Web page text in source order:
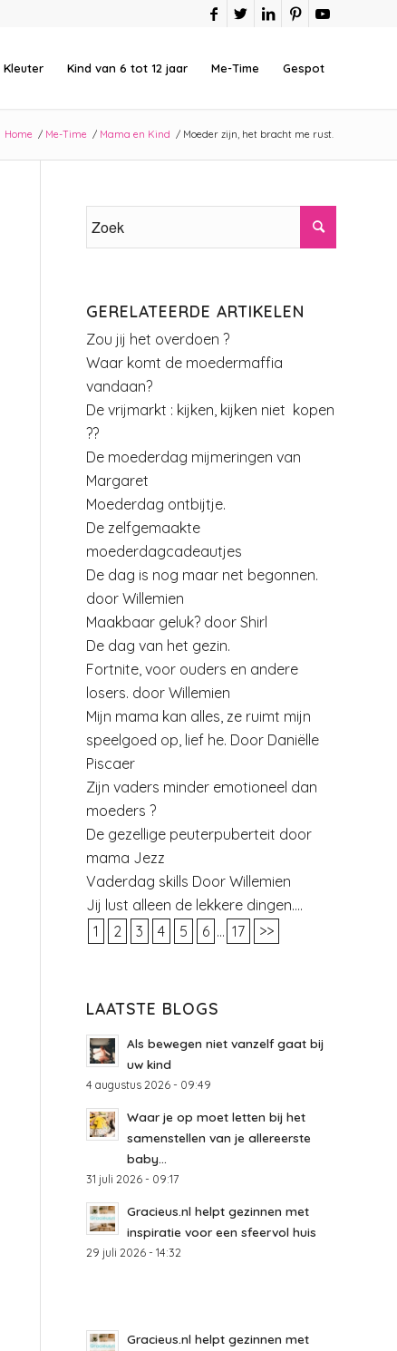
Kleuter Kind van 6 tot 12 jaar Me-Time Gespot
Home / Me-Time / Mama en Kind / Moeder zijn, het bracht me rust.
GERELATEERDE ARTIKELEN
Zou jij het overdoen ?
Waar komt de moedermaffia
vandaan?
De vrijmarkt : kijken, kijken niet kopen
??
De moederdag mijmeringen van
Margaret
Moederdag ontbijtje.
De zelfgemaakte
moederdagcadeautjes
De dag is nog maar net begonnen.
door Willemien
Maakbaar geluk? door Shirl
De dag van het gezin.
Fortnite, voor ouders en andere
losers. door Willemien
Mijn mama kan alles, ze ruimt mijn
speelgoed op, lief he. Door Daniëlle
Piscaer
Zijn vaders minder emotioneel dan
moeders ?
De gezellige peuterpuberteit door
mama Jezz
Vaderdag skills Door Willemien
Jij lust alleen de lekkere dingen….
1
2 3 4 5 6 ... 17 >>
LAATSTE BLOGS
Als bewegen niet vanzelf gaat bij
uw kind
4 augustus 2026 - 09:49
Waar je op moet letten bij het
samenstellen van je allereerste
baby...
31 juli 2026 - 09:17
Gracieus.nl helpt gezinnen met
inspiratie voor een sfeervol huis
29 juli 2026 - 14:32
Gracieus.nl helpt gezinnen met